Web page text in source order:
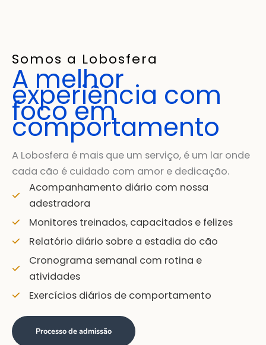
Somos a Lobosfera
A melhor
experiência com
foco em
comportamento
A Lobosfera é mais que um serviço, é um lar onde
cada cão é cuidado com amor e dedicação.
Acompanhamento diário com nossa
adestradora
Monitores treinados, capacitados e felizes
Relatório diário sobre a estadia do cão
Cronograma semanal com rotina e
atividades
Exercícios diários de comportamento
Processo de admissão